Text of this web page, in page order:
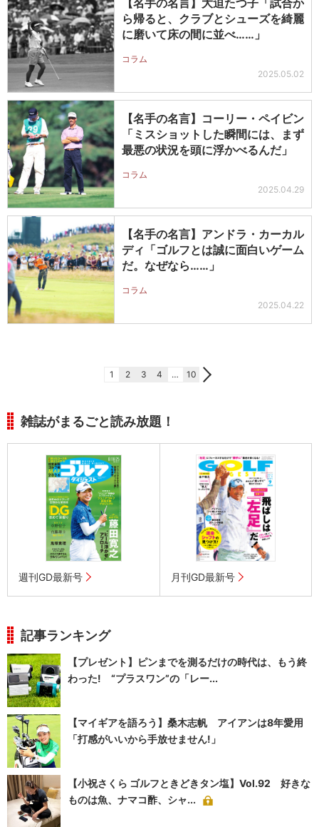
ら帰ると、クラブとシューズを綺麗
に磨いて床の間に並べ……」
コラム
2025.05.02
【名手の名言】コーリー・ペイビン
「ミスショットした瞬間には、まず
最悪の状況を頭に浮かべるんだ」
コラム
2025.04.29
【名手の名言】アンドラ・カーカル
ディ「ゴルフとは誠に面白いゲーム
だ。なぜなら……」
コラム
2025.04.22
1 2 3 4 … 10
雑誌がまるごと読み放題！
週刊GD最新号 月刊GD最新号
記事ランキング
【プレゼント】ピンまでを測るだけの時代は、もう終
わった! “プラスワン”の「レー...
【マイギアを語ろう】桑木志帆 アイアンは8年愛用
「打感がいいから手放せません!」
【小祝さくら ゴルフときどきタン塩】Vol.92 好きな
ものは魚、ナマコ酢、シャ...